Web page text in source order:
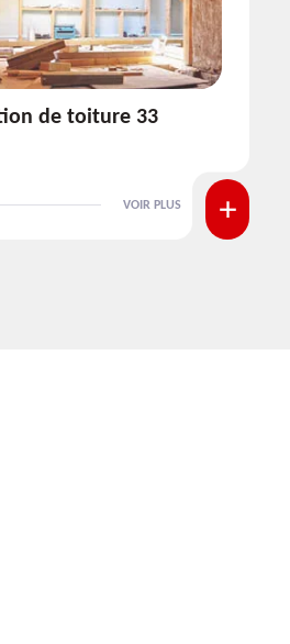
et nettoyage de
VOIR PLUS